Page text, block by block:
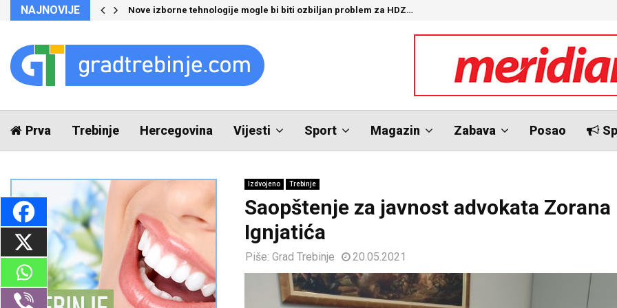
NAJNOVIJE Nove izborne tehnologije mogle bi biti ozbiljan problem za HDZ…
Prva Trebinje Hercegovina Vijesti Sport Magazin Zabava Posao
Izdvojeno Trebinje
Saopštenje za javnost advokata Zorana
Ignjatića
Piše: Grad Trebinje 20.05.2021